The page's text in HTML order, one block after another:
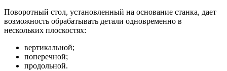
Поворотный стол, установленный на основание станка, дает
возможность обрабатывать детали одновременно в
нескольких плоскостях:
вертикальной;
поперечной;
продольной.